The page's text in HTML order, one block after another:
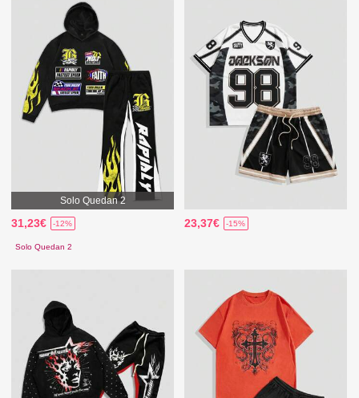
Solo Quedan 2
31,23€ -12%
Solo Quedan 2
23,37€ -15%